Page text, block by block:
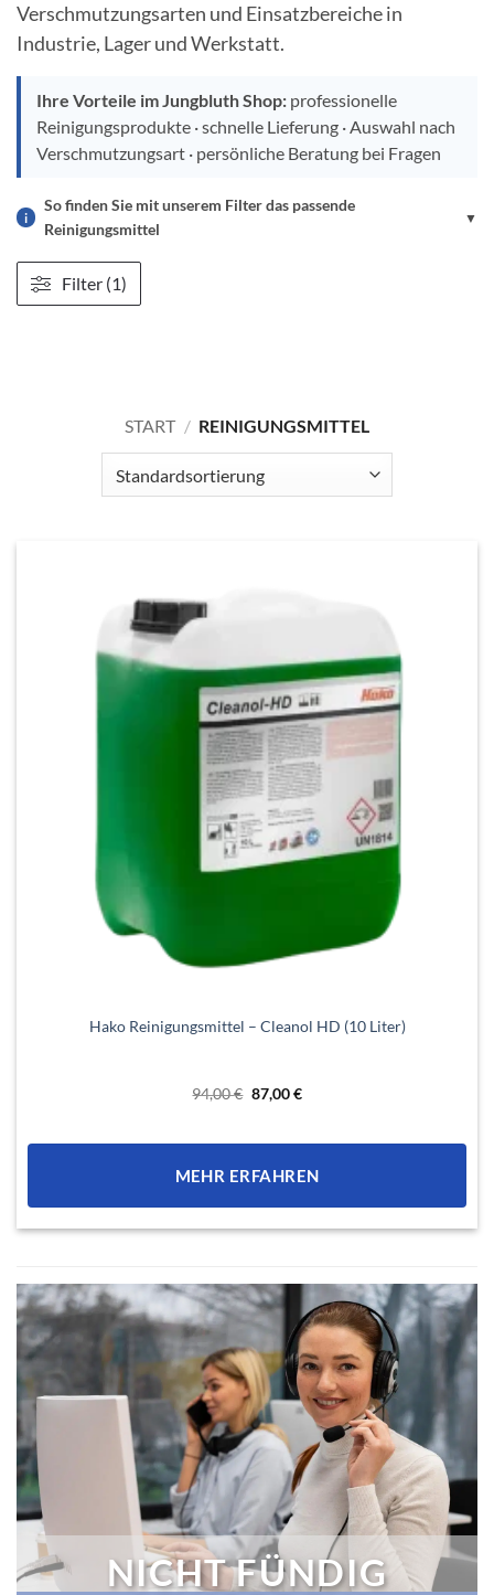
Verschmutzungsarten und Einsatzbereiche in
Industrie, Lager und Werkstatt.
Ihre Vorteile im Jungbluth Shop: professionelle
Reinigungsprodukte · schnelle Lieferung · Auswahl nach
Verschmutzungsart · persönliche Beratung bei Fragen
i
So finden Sie mit unserem Filter das passende
Reinigungsmittel
▼
Filter (1)
START / REINIGUNGSMITTEL
Hako Reinigungsmittel – Cleanol HD (10 Liter)
94,00€ Ursprünglicher
Preis
87,00€Aktueller
MEHR ERFAHREN
NICHT FÜNDIG